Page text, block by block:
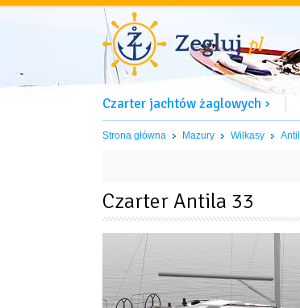
Czarter jachtów żaglowych
Strona główna Mazury Wilkasy
Czarter Antila 33